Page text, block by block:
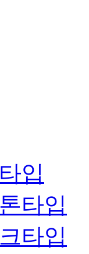
입
타입
타입